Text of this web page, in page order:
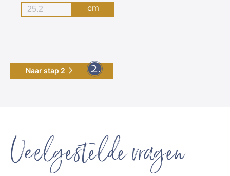
cm
Naar stap 2
Veelgestelde vragen